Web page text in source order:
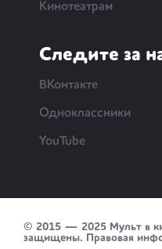
Кинотеатрам
Следите за
ВКонтакте
Одноклассники
YouTube
© 2015 — 2025 Мульт в
защищены. Правовая